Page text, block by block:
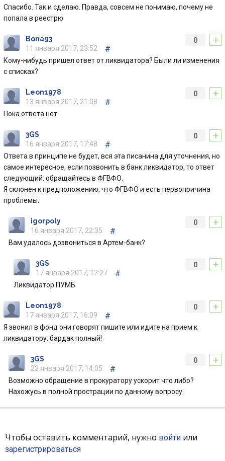
Спасибо. Так и сделаю. Правда, совсем не понимаю, почему не
попала в реестрю
+
0
Bona93
11 января 2017, 23:52
#
Кому-нибудь пришел ответ от ликвидатора? Были ли изменения
с списках?
+
0
Leon1978
13 января 2017, 21:08
#
Пока ответа нет
+
0
3GS
16 января 2017, 17:48
#
Ответа в принципе не будет, вся эта писанина для уточнения, но
самое интересное, если позвонить в банк ликвидатор, то ответ
следующий: обращайтесь в ФГВФО.
Я склонен к предположению, что ФГВФО и есть первопричина
проблемы.
+
0
igorpoly
16 января 2017, 22:35
#
Вам удалось дозвониться в Артем-банк?
+
0
3GS
17 января 2017, 12:27
#
Ликвидатор ПУМБ
+
0
Leon1978
17 января 2017, 16:09
#
Я звонил в фонд они говорят пишите или идите на прием к
ликвидатору. бардак полный!
+
0
3GS
23 января 2017, 14:05
#
Возможно обращение в прокуратору ускорит что либо?
Нахожусь в полной прострации по данному вопросу.
Чтобы оставить комментарий, нужно войти или
зарегистрироваться